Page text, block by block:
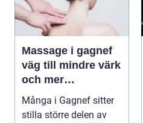
Massage i gagnef
väg till mindre värk
och mer
vardagsenergi
Många i Gagnef sitter
stilla större delen av